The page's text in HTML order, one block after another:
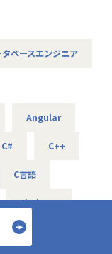
決定します
宅から通える
タベースエンジニア
Angular
C# C++
C言語
Firebase
FuelPHP